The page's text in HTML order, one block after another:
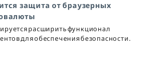
защита от браузерных
расширить функционал
для обеспечения безопасности.